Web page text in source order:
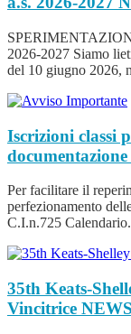
2026-2027 Siamo
del 10 giugno 2026,
Iscrizioni classi
documentazione
Per facilitare il
perfezionamento
C.I.n.725
35th Keats-
Vincitrice NEWS